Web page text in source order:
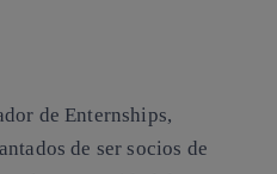
de Enternships,
de ser socios de